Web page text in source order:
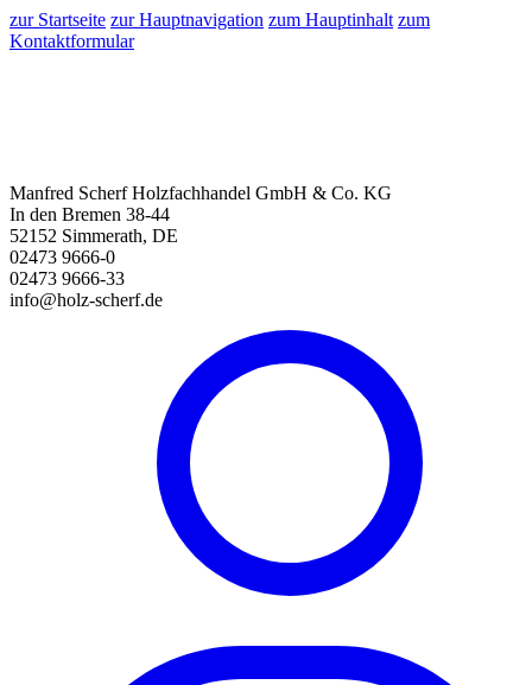
zur Startseite zur Hauptnavigation zum Hauptinhalt zum
Kontaktformular
Manfred Scherf Holzfachhandel GmbH & Co. KG
In den Bremen 38-44
52152 Simmerath, DE
02473 9666-0
02473 9666-33
info@holz-scherf.de